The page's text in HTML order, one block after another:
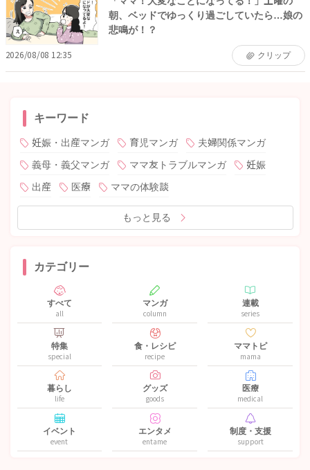
朝、ベッドでゆっくり過ごしていたら…娘の
悲鳴が！？
2026/08/08 12:35 クリップ
キーワード
妊娠・出産マンガ 育児マンガ
夫婦関係マンガ
義母・義父マンガ
ママ友トラブルマンガ
妊娠
出産
医療 ママの体験談
もっと見る
カテゴリー
すべて
all
マンガ
column
連載
series
特集
special
食・レシピ
recipe
ママトピ
mama
暮らし
life
グッズ
goods
医療
medical
イベント
event
エンタメ
entame
制度・支援
support